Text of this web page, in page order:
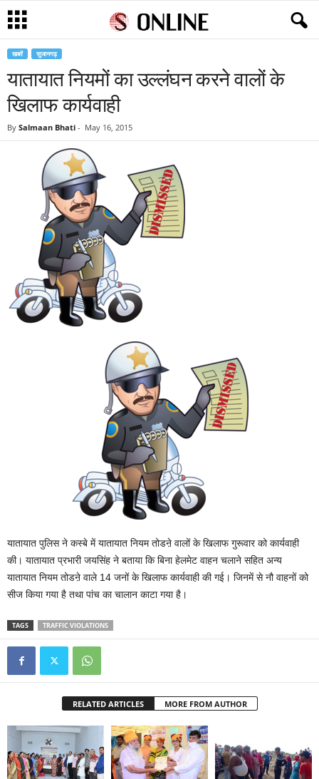
खबरें सुजानगढ़
यातायात नियमों का उल्लंघन करने वालों के
खिलाफ कार्यवाही
By Salmaan Bhati - May 16, 2015
यातायात पुलिस ने कस्बे में यातायात नियम तोडऩे वालों के खिलाफ गुरूवार को कार्यवाही
की। यातायात प्रभारी जयसिंह ने बताया कि बिना हेलमेट वाहन चलाने सहित अन्य
यातायात नियम तोडऩे वाले 14 जनों के खिलाफ कार्यवाही की गई। जिनमें से नौ वाहनों को
सीज किया गया है तथा पांच का चालान काटा गया है।
TAGS TRAFFIC VIOLATIONS
RELATED ARTICLES MORE FROM AUTHOR